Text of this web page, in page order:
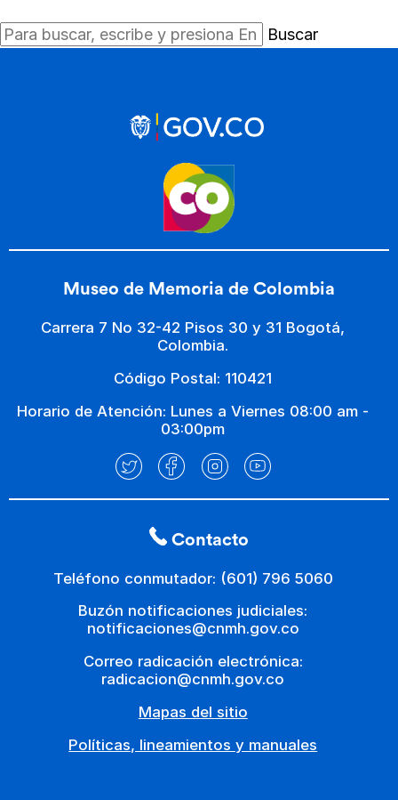
Buscar
Museo de Memoria de Colombia
Carrera 7 No 32-42 Pisos 30 y 31 Bogotá,
Colombia.
Código Postal: 110421
Horario de Atención: Lunes a Viernes 08:00 am -
03:00pm
Contacto
Teléfono conmutador: (601) 796 5060
Buzón notificaciones judiciales:
notificaciones@cnmh.gov.co
Correo radicación electrónica:
radicacion@cnmh.gov.co
Mapas del sitio
Políticas, lineamientos y manuales